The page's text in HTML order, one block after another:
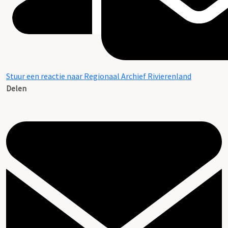
Stuur een reactie naar Regionaal Archief Rivierenland
Delen